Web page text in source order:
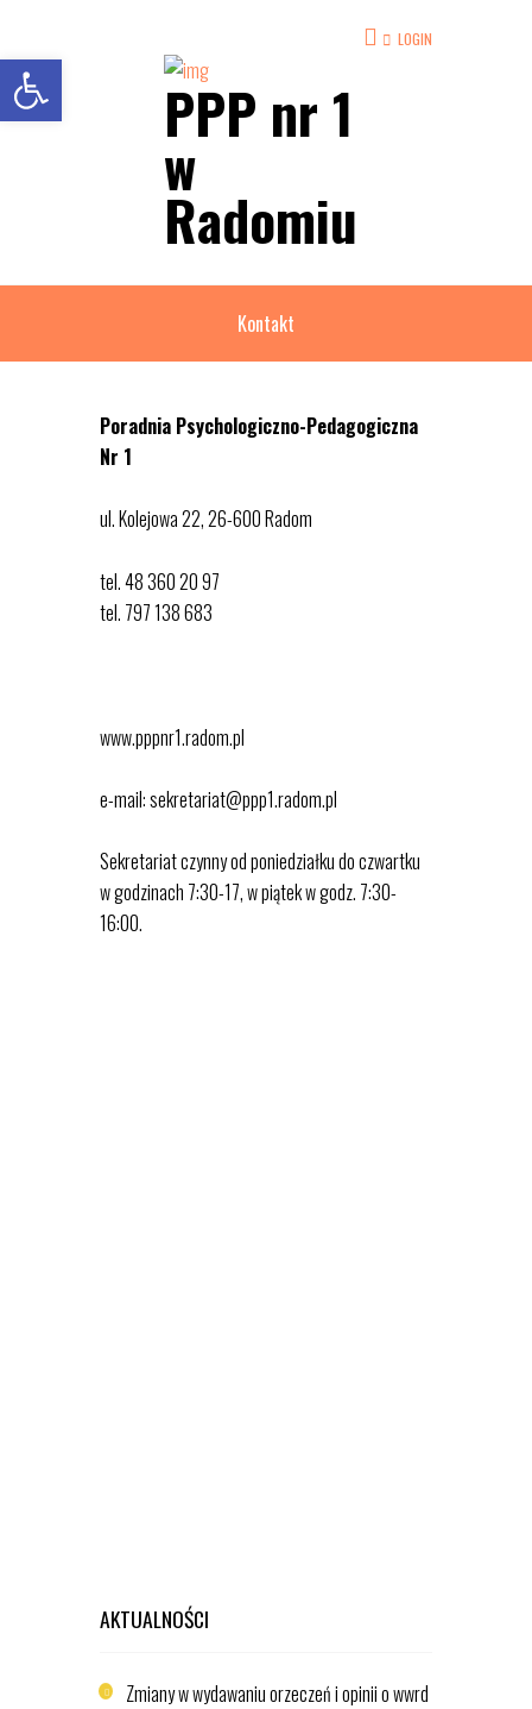
LOGIN
PPP nr 1
w
Radomiu
Kontakt
Poradnia Psychologiczno-Pedagogiczna
Nr 1
ul. Kolejowa 22, 26-600 Radom
tel. 48 360 20 97
tel. 797 138 683
www.pppnr1.radom.pl
e-mail: sekretariat@ppp1.radom.pl
Sekretariat czynny od poniedziałku do czwartku
w godzinach 7:30-17, w piątek w godz. 7:30-
16:00.
AKTUALNOŚCI
Zmiany w wydawaniu orzeczeń i opinii o wwrd
Open toolbar